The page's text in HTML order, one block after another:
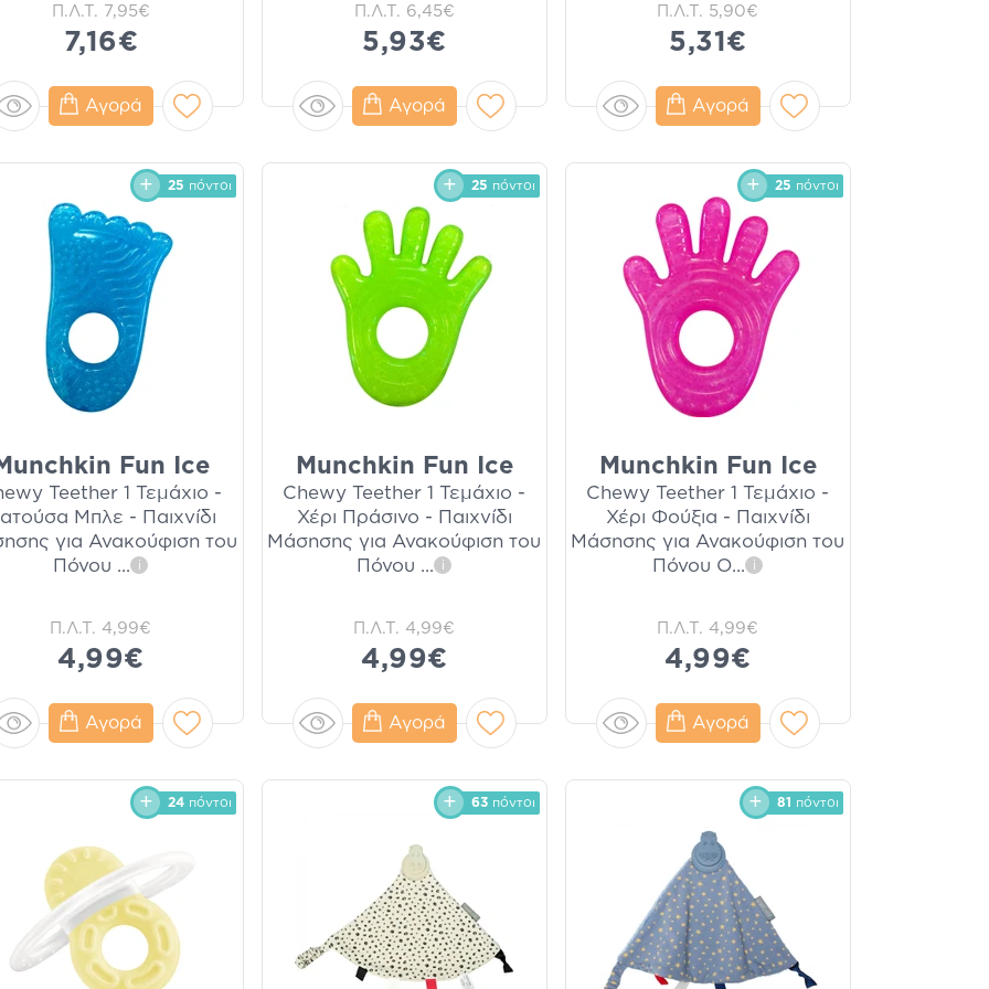
Π.Λ.Τ. 7,95€
7,16€
Αγορά
Π.Λ.Τ. 6,45€
5,93€
Αγορά
Π.Λ.Τ. 5,90€
5,31€
Αγορά
25 πόντοι
Fun Ice
Teether 1 Τεμάχιο -
Μπλε - Παιχνίδι
για Ανακούφιση του
Πόνου ... i
Π.Λ.Τ. 4,99€
4,99€
Αγορά
25 πόντοι
Munchkin Fun Ice
Chewy Teether 1 Τεμάχιο -
Χέρι Πράσινο - Παιχνίδι
Μάσησης για Ανακούφιση του
Πόνου ... i
Π.Λ.Τ. 4,99€
4,99€
Αγορά
25 πόντοι
Munchkin Fun Ice
Chewy Teether 1 Τεμάχιο -
Χέρι Φούξια - Παιχνίδι
Μάσησης για Ανακούφιση του
Πόνου Ο... i
Π.Λ.Τ. 4,99€
4,99€
Αγορά
24πόντοι 63πόντοι 81 πόντοι